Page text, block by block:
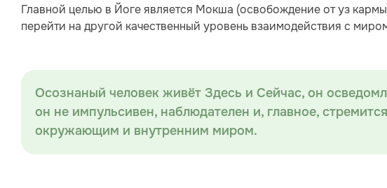
Главной целью в Йоге является Мокша (освобождение от уз
перейти на другой качественный уровень взаимодействия с
Осознаный человек живёт Здесь и Сейчас, он
он не импульсивен, наблюдателен и, главное,
окружающим и внутренним миром.